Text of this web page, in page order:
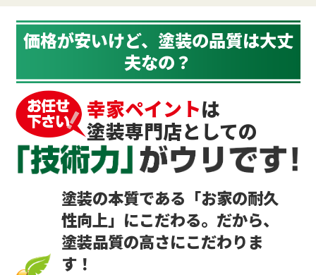
価格が安いけど、 塗装の品質は大丈
夫なの？
幸家ペイントは
塗装専門店としての
塗装の本質である「お家の耐久
性向上」にこだわる。だから、
塗装品質の高さにこだわりま
す！